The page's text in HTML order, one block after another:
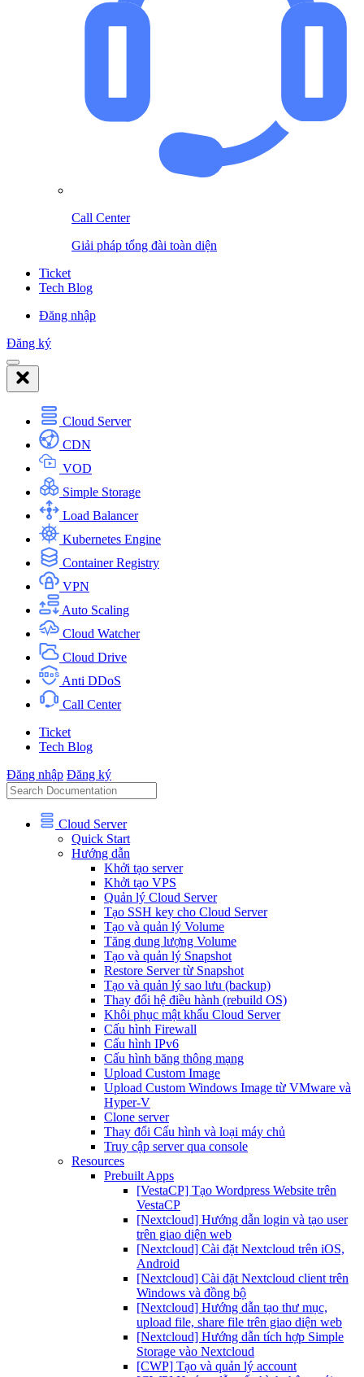
Call Center
Giải pháp tổng đài toàn diện
Ticket
Tech Blog
Đăng nhập
Đăng ký
Cloud Server
CDN
VOD
Simple Storage
Load Balancer
Kubernetes Engine
Container Registry
VPN
Auto Scaling
Cloud Watcher
Cloud Drive
Anti DDoS
Call Center
Ticket
Tech Blog
Đăng nhập Đăng ký
Cloud Server
Quick Start
Hướng dẫn
Khởi tạo server
Khởi tạo VPS
Quản lý Cloud Server
Tạo SSH key cho Cloud Server
Tạo và quản lý Volume
Tăng dung lượng Volume
Tạo và quản lý Snapshot
Restore Server từ Snapshot
Tạo và quản lý sao lưu (backup)
Thay đổi hệ điều hành (rebuild OS)
Khôi phục mật khẩu Cloud Server
Cấu hình Firewall
Cấu hình IPv6
Cấu hình băng thông mạng
Upload Custom Image
Upload Custom Windows Image từ VMware và
Hyper-V
Clone server
Thay đổi Cấu hình và loại máy chủ
Truy cập server qua console
Resources
Prebuilt Apps
[VestaCP] Tạo Wordpress Website trên
VestaCP
[Nextcloud] Hướng dẫn login và tạo user
trên giao diện web
[Nextcloud] Cài đặt Nextcloud trên iOS,
Android
[Nextcloud] Cài đặt Nextcloud client trên
Windows và đồng bộ
[Nextcloud] Hướng dẫn tạo thư mục,
upload file, share file trên giao diện web
[Nextcloud] Hướng dẫn tích hợp Simple
Storage vào Nextcloud
[CWP] Tạo và quản lý account